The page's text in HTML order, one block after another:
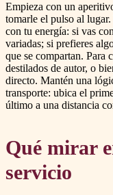
Empieza con un
tomarle el pulso al
con tu energía: si vas
variadas; si prefieres
que se compartan. Para
destilados de autor, o
directo. Mantén una
transporte: ubica el
último a una distancia
Qué mirar
servicio